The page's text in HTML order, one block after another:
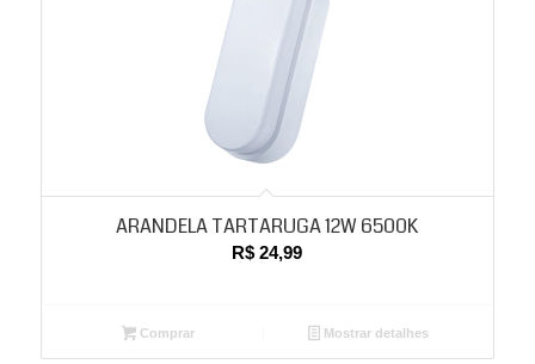
ARANDELA TARTARUGA 12W 6500K
R$ 24,99
Comprar Mostrar detalhes